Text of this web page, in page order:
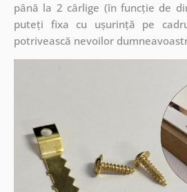
până la 2 cârlige (în funcție de
puteți fixa cu ușurință pe
potrivească nevoilor